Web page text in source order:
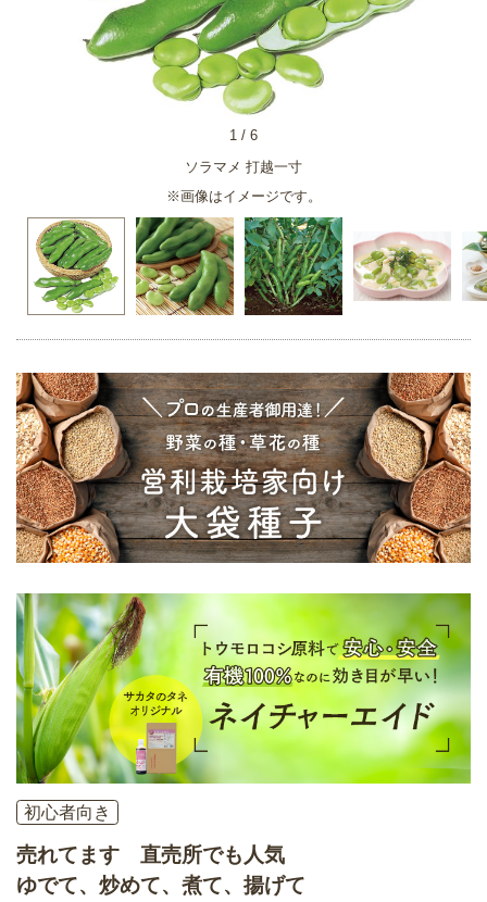
ソラマメ 打越一寸
※画像はイメージです。
1 / 6
初心者向き
売れてます 直売所でも人気
ゆでて、炒めて、煮て、揚げて